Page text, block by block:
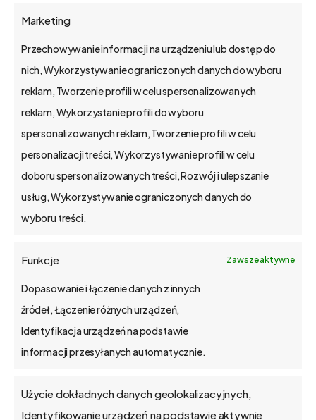
Marketing
Przechowywanie informacji na urządzeniu lub dostęp do
nich, Wykorzystywanie ograniczonych danych do wyboru
reklam, Tworzenie profili w celu spersonalizowanych
reklam, Wykorzystanie profili do wyboru
spersonalizowanych reklam, Tworzenie profili w celu
personalizacji treści, Wykorzystywanie profili w celu
doboru spersonalizowanych treści, Rozwój i ulepszanie
usług, Wykorzystywanie ograniczonych danych do
wyboru treści.
Funkcje Zawsze aktywne
Dopasowanie i łączenie danych z innych
źródeł, Łączenie różnych urządzeń,
Identyfikacja urządzeń na podstawie
informacji przesyłanych automatycznie.
Użycie dokładnych danych geolokalizacyjnych,
Identyfikowanie urządzeń na podstawie aktywnie
oraz nowoczesne narzędzia
wspierają skalowalność firmy.
Świadome wdrażanie procesów i
technologii, a także monitorowanie
tempa rozwoju, pozwala skutecznie
skalować biznes, minimalizując ryzyko
problemów operacyjnych i
finansowych.
potrzeby skalowalności
biznesu
Przykładem nowoczesnego i
elastycznego oprogramowania
wspierającego skalowanie biznesu jest
funkcjonalności, które zwykle firmy